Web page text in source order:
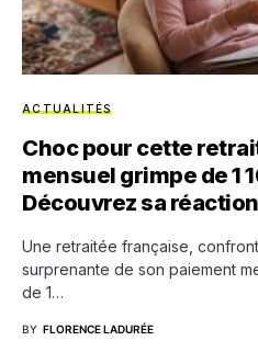
ACTUALITÉS
Choc pour cette
mensuel grimpe de 1
Découvrez sa
Une retraitée française,
surprenante de son paiement
de 1…
BY FLORENCE LADURÉE